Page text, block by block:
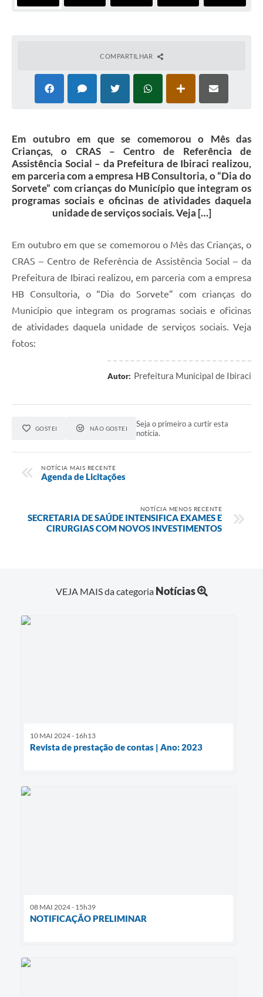
COMPARTILHAR
Em outubro em que se comemorou o Mês das
Crianças, o CRAS – Centro de Referência de
Assistência Social – da Prefeitura de Ibiraci realizou,
em parceria com a empresa HB Consultoria, o “Dia do
Sorvete” com crianças do Município que integram os
programas sociais e oficinas de atividades daquela
unidade de serviços sociais. Veja […]
Em outubro em que se comemorou o Mês das Crianças, o
CRAS – Centro de Referência de Assistência Social – da
Prefeitura de Ibiraci realizou, em parceria com a empresa
HB Consultoria, o “Dia do Sorvete” com crianças do
Município que integram os programas sociais e oficinas
de atividades daquela unidade de serviços sociais. Veja
fotos:
Autor: Prefeitura Municipal de Ibiraci
GOSTEI NÃO GOSTEI
Seja o primeiro a curtir esta
notícia.
NOTÍCIA MAIS RECENTE
Agenda de Licitações
NOTÍCIA MENOS RECENTE
SECRETARIA DE SAÚDE INTENSIFICA EXAMES E
CIRURGIAS COM NOVOS INVESTIMENTOS
VEJA MAIS da categoria Notícias
10 MAI 2024 - 16h13
Revista de prestação de contas | Ano: 2023
08 MAI 2024 - 15h39
NOTIFICAÇÃO PRELIMINAR